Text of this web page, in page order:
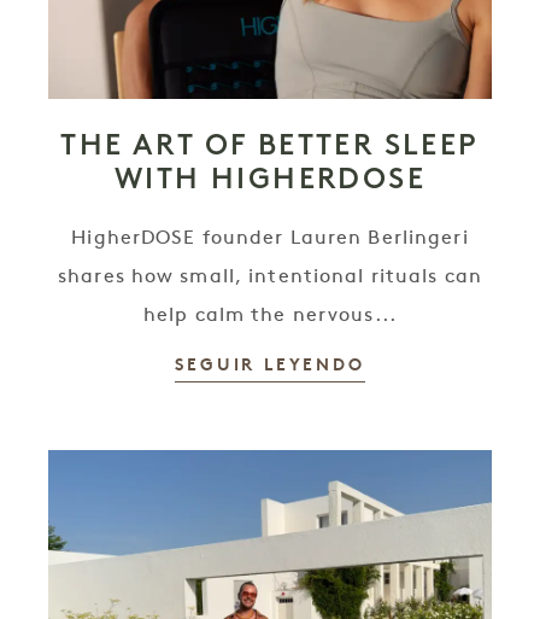
THE ART OF BETTER SLEEP
WITH HIGHERDOSE
HigherDOSE founder Lauren Berlingeri
shares how small, intentional rituals can
help calm the nervous...
SEGUIR LEYENDO